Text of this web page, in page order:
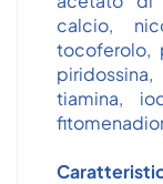
calcio,
tocoferolo,
tiamina,